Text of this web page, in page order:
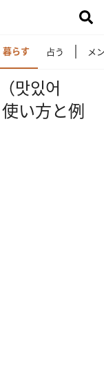
暮らす 占う メ
맛있어
い方と例